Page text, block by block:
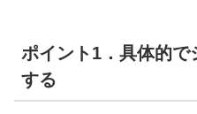
ポイント1．具体的で
する